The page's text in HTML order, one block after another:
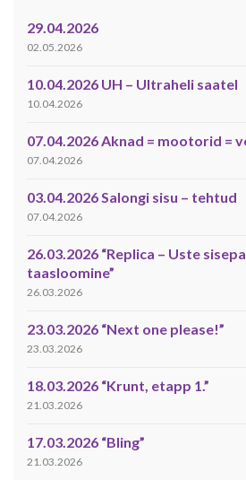
29.04.2026
02.05.2026
10.04.2026 UH – Ultraheli saatel
10.04.2026
07.04.2026 Aknad = mootorid =
07.04.2026
03.04.2026 Salongi sisu – tehtud
07.04.2026
26.03.2026 “Replica – Uste
taasloomine”
26.03.2026
23.03.2026 “Next one please!”
23.03.2026
18.03.2026 “Krunt, etapp 1.”
21.03.2026
17.03.2026 “Bling”
21.03.2026